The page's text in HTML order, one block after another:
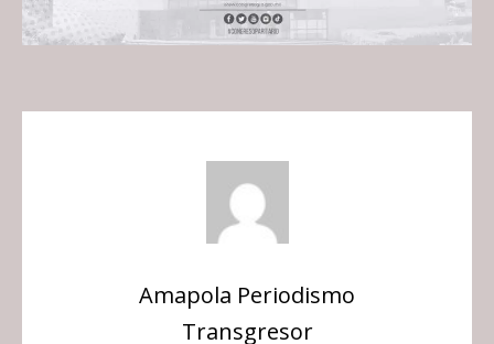
Amapola Periodismo
Transgresor